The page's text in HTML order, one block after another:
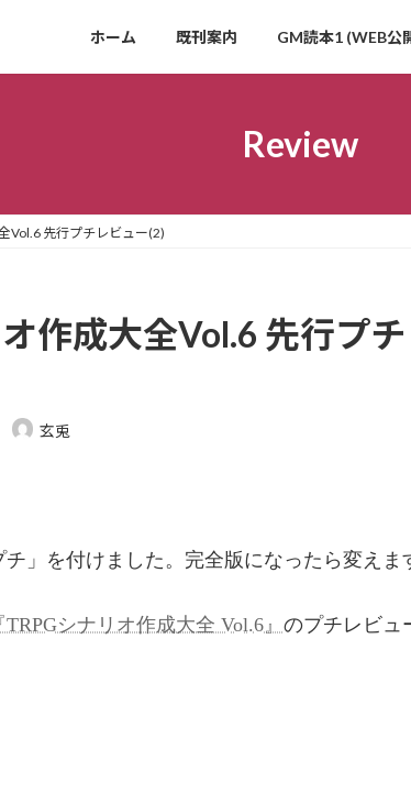
ホーム 既刊案内 GM読本1 (WEB公
Review
Vol.6 先行プチレビュー(2)
作成大全Vol.6 先行プ
玄兎
」を付けました。完全版になったら変えま
TRPGシナリオ作成大全 Vol.6』 のプチレビュ